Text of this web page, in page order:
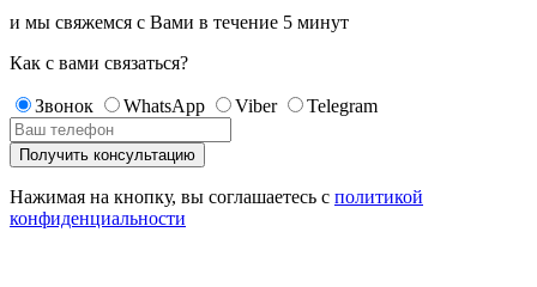
и мы свяжемся с Вами в течение 5 минут
Как с вами связаться?
Звонок WhatsApp Viber Telegram
Нажимая на кнопку, вы соглашаетесь с политикой
конфиденциальности